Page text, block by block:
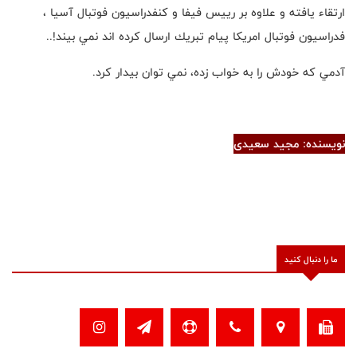
ارتقاء يافته و علاوه بر رييس فيفا و كنفدراسيون فوتبال آسيا ،
فدراسيون فوتبال امريكا پيام تبريك ارسال كرده اند نمي بيند..!
آدمي كه خودش را به خواب زده، نمي توان بيدار كرد.
نویسنده: مجید سعیدی
ما را دنبال کنید